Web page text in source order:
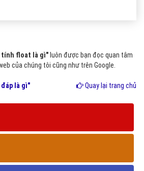
float là gì" luôn được bạn đọc quan tâm
của chúng tôi cũng như trên Google.
đáp là gì" Quay lại trang chủ